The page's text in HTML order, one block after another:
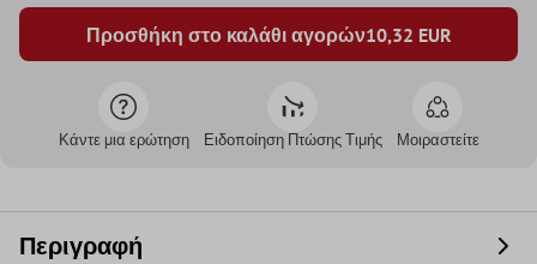
Προσθήκη στο καλάθι αγορών10,32 EUR
Κάντε μια ερώτηση Ειδοποίηση Πτώσης Τιμής Μοιραστείτε
Περιγραφή